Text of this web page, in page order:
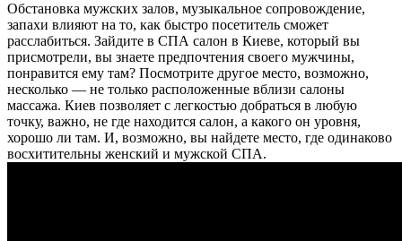
Обстановка мужских залов, музыкальное сопровождение,
запахи влияют на то, как быстро посетитель сможет
расслабиться. Зайдите в СПА салон в Киеве, который вы
присмотрели, вы знаете предпочтения своего мужчины,
понравится ему там? Посмотрите другое место, возможно,
несколько — не только расположенные вблизи салоны
массажа. Киев позволяет с легкостью добраться в любую
точку, важно, не где находится салон, а какого он уровня,
хорошо ли там. И, возможно, вы найдете место, где одинаково
восхитительны женский и мужской СПА.